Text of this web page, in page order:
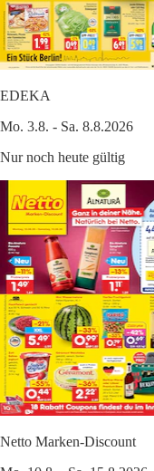
EDEKA
Mo. 3.8. - Sa. 8.8.2026
Nur noch heute gültig
Netto Marken-Discount